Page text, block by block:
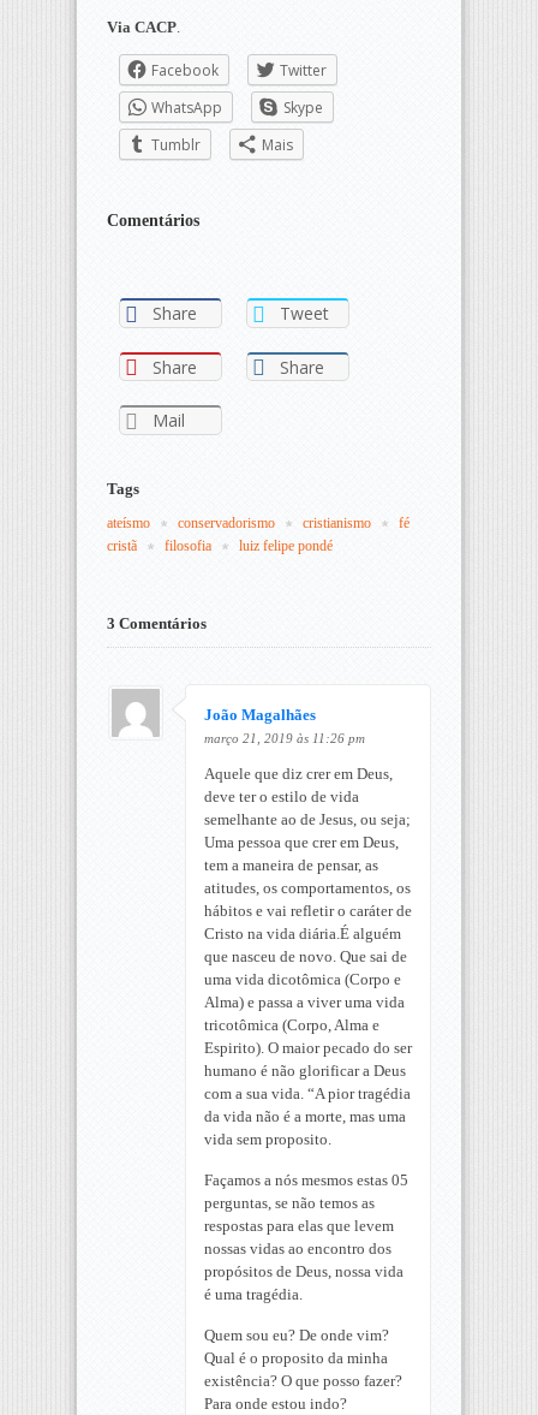
Via CACP.
Facebook
Twitter
WhatsApp
Skype
Tumblr
Mais
Comentários
Share Tweet
Share Share
Mail
Tags
ateísmo conservadorismo cristianismo
fé
cristã
filosofia luiz felipe pondé
3 Comentários
João Magalhães
março 21, 2019 às 11:26 pm
Aquele que diz crer em Deus,
deve ter o estilo de vida
semelhante ao de Jesus, ou seja;
Uma pessoa que crer em Deus,
tem a maneira de pensar, as
atitudes, os comportamentos, os
hábitos e vai refletir o caráter de
Cristo na vida diária.É alguém
que nasceu de novo. Que sai de
uma vida dicotômica (Corpo e
Alma) e passa a viver uma vida
tricotômica (Corpo, Alma e
Espirito). O maior pecado do ser
humano é não glorificar a Deus
com a sua vida. “A pior tragédia
da vida não é a morte, mas uma
vida sem proposito.
Façamos a nós mesmos estas 05
perguntas, se não temos as
respostas para elas que levem
nossas vidas ao encontro dos
propósitos de Deus, nossa vida
é uma tragédia.
Quem sou eu? De onde vim?
Qual é o proposito da minha
existência? O que posso fazer?
Para onde estou indo?